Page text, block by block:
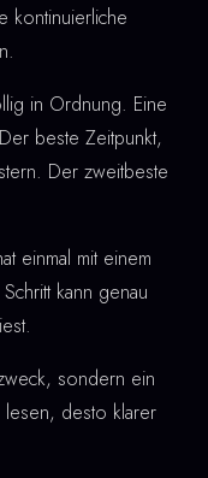
kontinuierliche
in Ordnung. Eine
beste Zeitpunkt,
Der zweitbeste
einmal mit einem
kann genau
sondern ein
lesen, desto klarer